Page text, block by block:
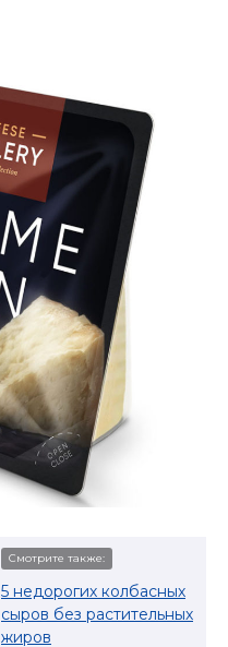
Смотрите также:
5 недорогих колбасных
сыров без растительных
жиров